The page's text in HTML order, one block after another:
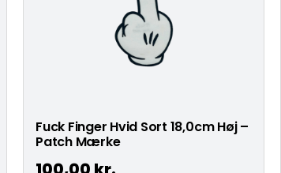
Fuck Finger Hvid Sort 18,0cm Høj –
Patch Mærke